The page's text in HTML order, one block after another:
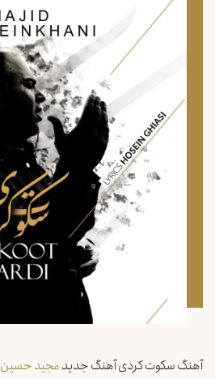
آهنگ سکوت کردی آهنگ جدیدمجید